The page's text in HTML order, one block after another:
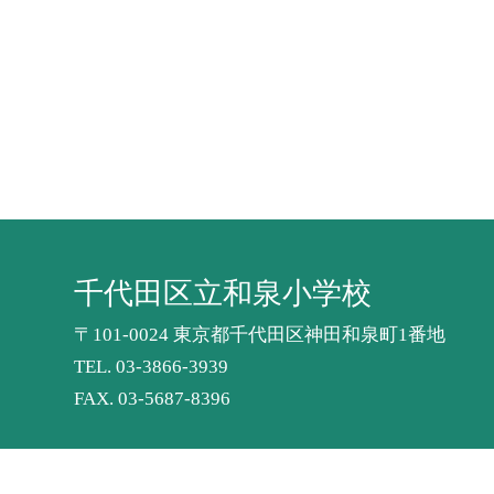
千代田区立和泉小学校
〒101-0024 東京都千代田区神田和泉町1番地
TEL.03-3866-3939
FAX. 03-5687-8396